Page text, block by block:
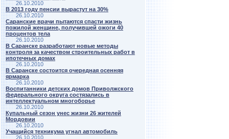
26.10.2010
В 2013 году пенсии вырастут на 30%
26.10.2010
Саранские врачи пытаются спасти жизнь
пожилой женщине, получившей ожоги 40
процентов тела
26.10.2010
В Саранске разработают новые методы
контроля за качеством строительных работ в
ипотечных домах
26.10.2010
В Саранске состоится очередная осенняя
ярмарка
26.10.2010
Воспитанники детских домов Приволжского
федерального округа состязались в
интеллектуальном многоборье
26.10.2010
Купальный сезон унес жизни 26 жителей
Мордовии
26.10.2010
Учащийся техникума угнал автомобиль
26.10.2010